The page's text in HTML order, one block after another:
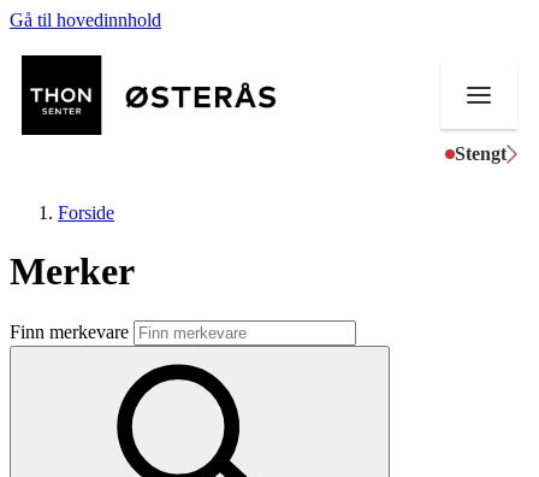
Gå til hovedinnhold
Stengt
Butikker
Aktiviteter
Forside
Merker
Finn merkevare